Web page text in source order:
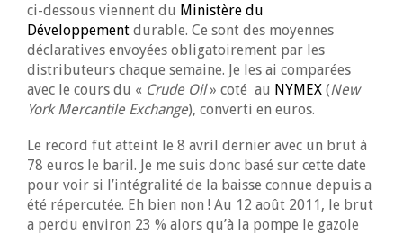
ci-dessous viennent du Ministère du
Développement durable. Ce sont des moyennes
déclaratives envoyées obligatoirement par les
distributeurs chaque semaine. Je les ai comparées
avec le cours du « Crude Oil» coté au NYMEX (New
York Mercantile Exchange), converti en euros.
Le record fut atteint le 8 avril dernier avec un brut à
78 euros le baril. Je me suis donc basé sur cette date
pour voir si l’intégralité de la baisse connue depuis a
été répercutée. Eh bien non ! Au 12 août 2011, le brut
a perdu environ 23 % alors qu’à la pompe le gazole